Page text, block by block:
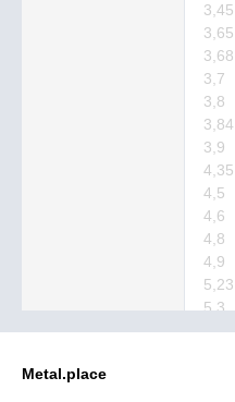
3,45
3,65
3,68
3,7
3,8
3,84
3,9
4,35
4,5
4,6
4,8
4,9
5,23
5,3
5,5
Metal.place